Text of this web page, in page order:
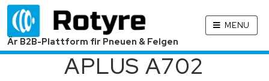
Är B2B-Plattform fir Pneuen & Felgen
MENU
APLUS A702